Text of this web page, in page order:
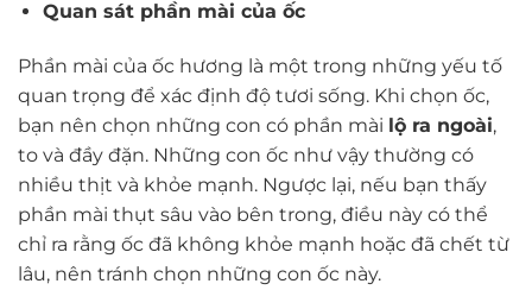
Quan sát phần mài của ốc
Phần mài của ốc hương là một trong những yếu tố
quan trọng để xác định độ tươi sống. Khi chọn ốc,
bạn nên chọn những con có phần mài lộ ra ngoài,
to và đầy đặn. Những con ốc như vậy thường có
nhiều thịt và khỏe mạnh. Ngược lại, nếu bạn thấy
phần mài thụt sâu vào bên trong, điều này có thể
chỉ ra rằng ốc đã không khỏe mạnh hoặc đã chết từ
lâu, nên tránh chọn những con ốc này.